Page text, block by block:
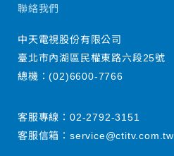
聯絡我們
中天電視股份有限公司
臺北市內湖區民權東路六段25號
總機：(02)6600-7766
客服專線： 02-2792-3151
客服信箱： service@ctitv.com.tw